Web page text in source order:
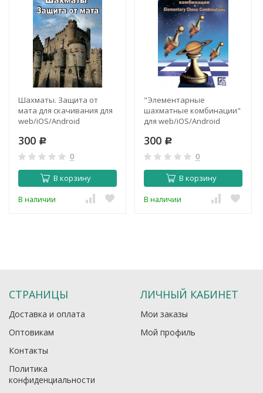
Шахматы. Защита от
мата для скачивания для
web/iOS/Android
300 Р
0
В корзину
В наличии
"Элементарные
шахматные комбинации"
для web/iOS/Android
300 Р
0
В корзину
В наличии
СТРАНИЦЫ
Доставка и оплата
Оптовикам
Контакты
Политика
конфиденциальности
ЛИЧНЫЙ КАБИНЕТ
Мои заказы
Мой профиль